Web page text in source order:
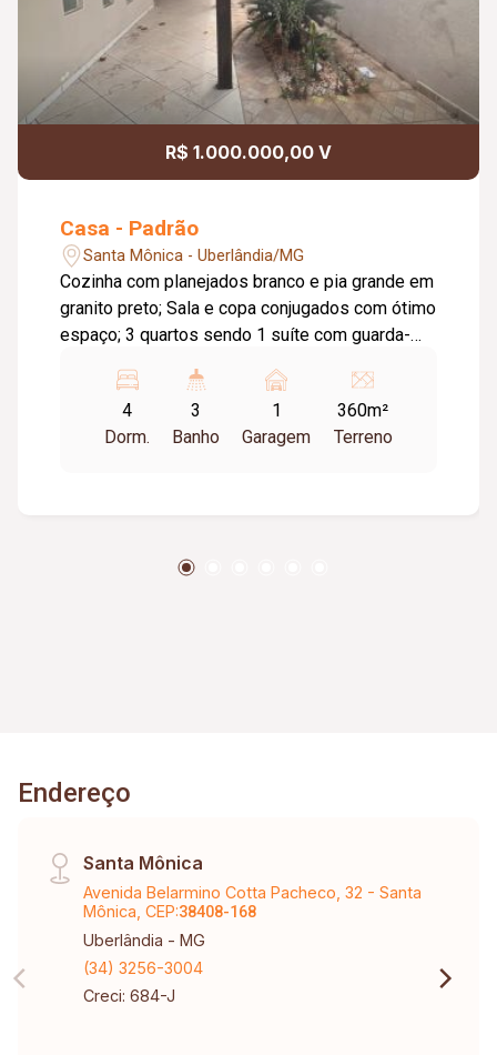
R$ 1.000.000,00 V
Casa - Padrão
Santa Mônica - Uberlândia/MG
Cozinha com planejados branco e pia grande em
granito preto; Sala e copa conjugados com ótimo
espaço; 3 quartos sendo 1 suíte com guarda-
possibilidade de reformar e aumentar; Possui
grande área no fundo, área verde com ducha, e
área gourmet com churrasqueira a carvão; Quarto
4
Dorm.
3
Banho
1
Garagem
360m²
Terreno
Endereço
Santa Mônica
Avenida Belarmino Cotta Pacheco, 32 - Santa
Mônica, CEP:38408-168
Uberlândia - MG
(34) 3256-3004
Creci: 684-J